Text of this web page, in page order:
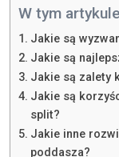
W tym
Jakie są
Jakie są
Jakie są zalety
Jakie są
split?
Jakie inne
poddasza?